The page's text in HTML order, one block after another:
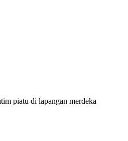
piatu di lapangan merdeka